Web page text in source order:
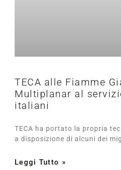
TECA alle Fiamme
Multiplanar al
italiani
TECA ha portato la propria
a disposizione di alcuni dei
Leggi Tutto »